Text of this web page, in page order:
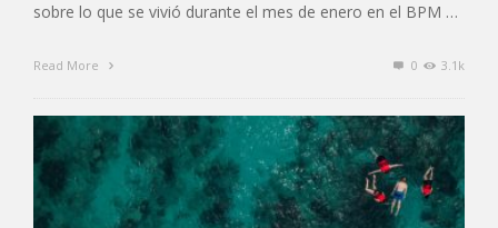
sobre lo que se vivió durante el mes de enero en el BPM …
Read More 0 3.1k